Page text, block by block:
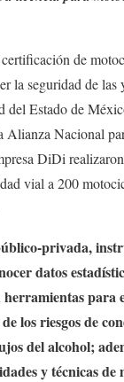
de
la seguridad de las
del Estado de
Alianza Nacional
DiDi realizaron
vial a 200
privada,
datos
para
los riesgos de
del alcohol;
y técnicas de